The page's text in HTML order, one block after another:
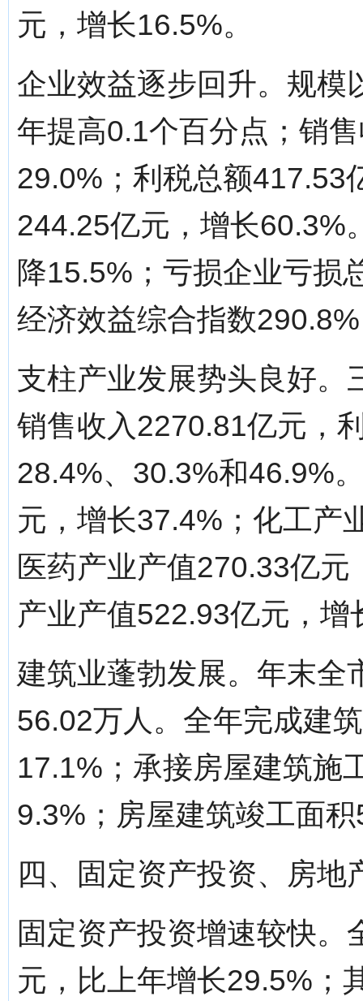
元，增长16.5%。
企业效益逐步回升。规模
年提高0.1个百分点；销
29.0%；利税总额417.53
244.25亿元，增长60.3%
降15.5%；亏损企业亏损
经济效益综合指数
支柱产业发展势头良好。
销售收入2270.81亿元，
28.4%、30.3%和46.9%
元，增长37.4%；化工产
医药产业产值270.33亿
产业产值522.93亿元，增
建筑业蓬勃发展。年末全
56.02万人。全年完成建
17.1%；承接房屋建筑施
9.3%；房屋建筑竣工面
四、固定资产投资、房地
固定资产投资增速较快
元，比上年增长29.5%；